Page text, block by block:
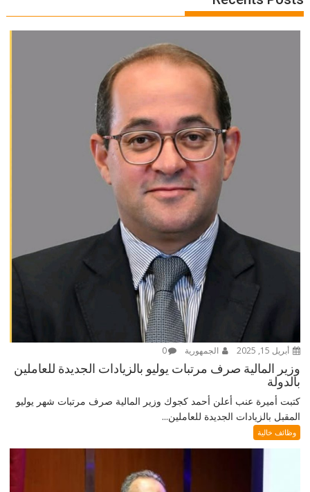
أبريل 15, 2025 الجمهورية 0
وزير المالية صرف مرتبات يوليو بالزيادات الجديدة للعاملين
بالدولة
كتبت أميرة عنب أعلن أحمد كجوك وزير المالية صرف مرتبات شهر يوليو
المقبل بالزيادات الجديدة للعاملين...
وظائف خالية